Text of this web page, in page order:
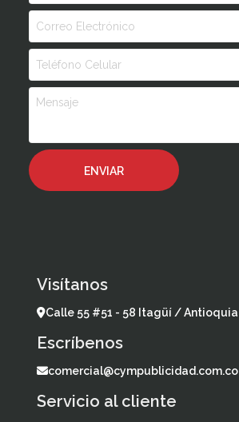
Visítanos
Calle 55 #51 - 58 Itagüí / Antioquia
Escríbenos
comercial@cympublicidad.com.co
Servicio al cliente